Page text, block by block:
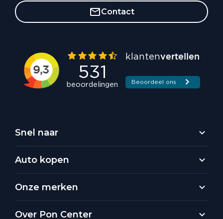
Contact
Snel naar
Auto kopen
Onze merken
Over Pon Center